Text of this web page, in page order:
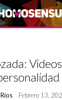
Febrero 13,